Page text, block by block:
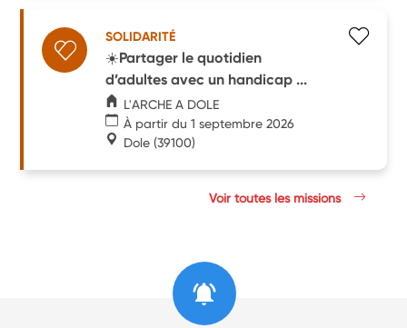
SOLIDARITÉ
☀️Partager le quotidien
d’adultes avec un handicap ...
L'ARCHE A DOLE
À partir du 1 septembre 2026
Dole (39100)
Voir toutes les missions